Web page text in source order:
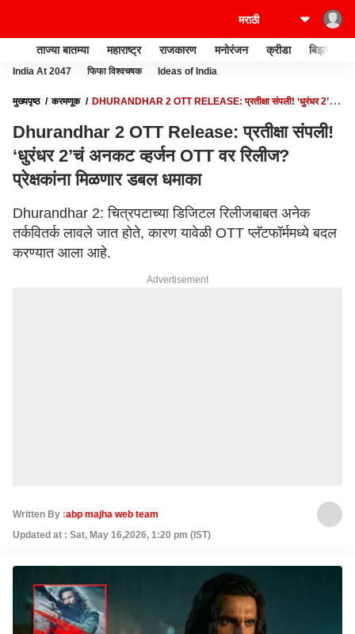
ताज्या बातम्या महाराष्ट्र राजकारण मनोरंजन क्रीडा बिझनेस
India At 2047 फिफा विश्वचषक Ideas of India
मुख्यपृष्ठ करमणूक
DHURANDHAR 2 OTT RELEASE: प्रतीक्षा संपली! ‘धुरंधर 2’चं
Dhurandhar 2 OTT Release: प्रतीक्षा संपली!
‘धुरंधर 2’चं अनकट व्हर्जन OTT वर रिलीज?
प्रेक्षकांना मिळणार डबल धमाका
Dhurandhar 2: चित्रपटाच्या डिजिटल रिलीजबाबत अनेक
तर्कवितर्क लावले जात होते, कारण यावेळी OTT प्लॅटफॉर्ममध्ये बदल
करण्यात आला आहे.
Advertisement
Written By :abp majha web team
Updated at : Sat, May 16,2026, 1:20 pm (IST)